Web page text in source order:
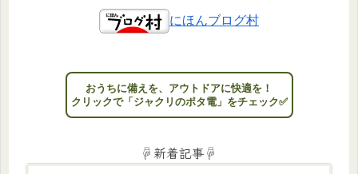
にほんブログ村
おうちに備えを、アウトドアに快適を！
クリックで「ジャクリのポタ電」をチェック✅
☟新着記事☟